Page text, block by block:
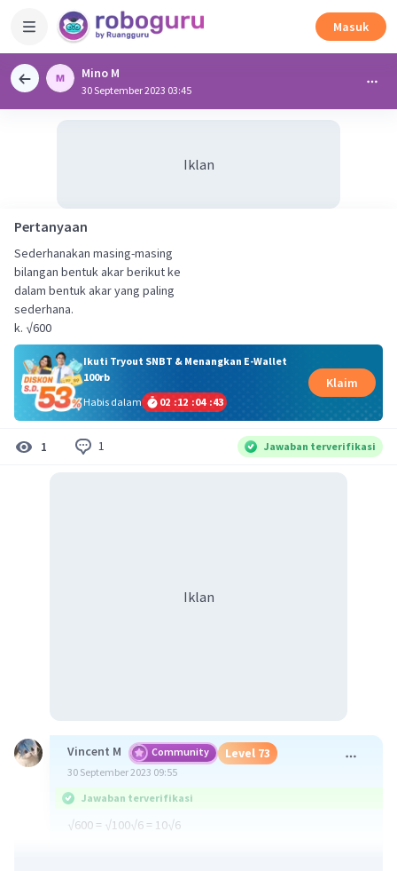
Masuk
Mino M
30 September 2023 03:45
Iklan
Pertanyaan
Sederhanakan masing-masing
bilangan bentuk akar berikut ke
dalam bentuk akar yang paling
sederhana.
k. √600
Ikuti Tryout SNBT & Menangkan E-Wallet
100rb
Habis dalam
02 :12 :04 :43
Klaim
1 1 Jawaban terverifikasi
Iklan
Vincent M Community Level 73
30 September 2023 09:55
Jawaban terverifikasi
√600 = √100√6 = 10√6